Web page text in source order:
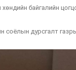
байгалийн
дурсгалт